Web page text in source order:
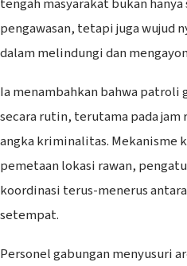
pengawasan, tetapi juga wujud
dalam melindungi dan
Ia menambahkan bahwa patroli
secara rutin, terutama pada jam
angka kriminalitas. Mekanisme
pemetaan lokasi rawan,
koordinasi terus-menerus
setempat.
Personel gabungan menyusuri